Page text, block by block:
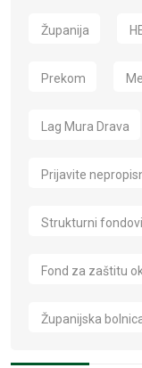
Županija
Prekom
Lag Mura Drava
Prijavite
Strukturni fondovi
Fond za zaštitu
Županijska